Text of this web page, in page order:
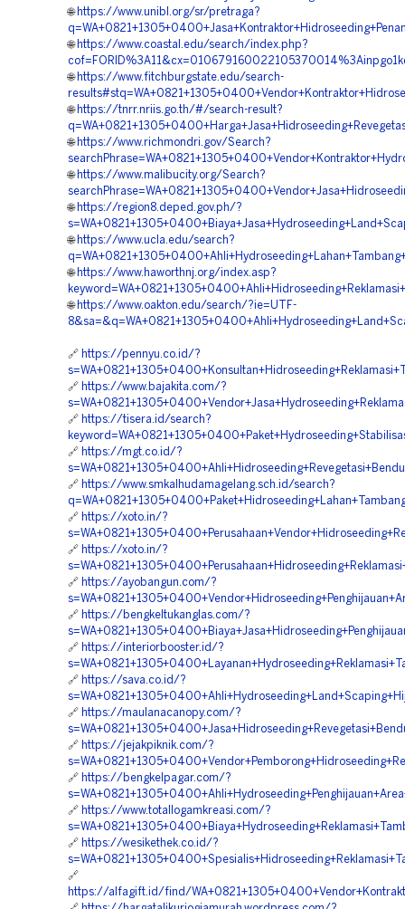
🌐 https://www.unibl.org/sr/pretraga?
🌐 https://www.coastal.edu/search/index.php?
🌐 https://www.fitchburgstate.edu/search-
🌐 https://tnrr.nriis.go.th/#/search-result?
🌐 https://www.richmondri.gov/Search?
🌐 https://www.malibucity.org/Search?
🌐 https://region8.deped.gov.ph/?
🌐 https://www.ucla.edu/search?
🌐 https://www.haworthnj.org/index.asp?
🌐 https://www.oakton.edu/search/?ie=UTF-
🔗 https://pennyu.co.id/?
🔗 https://www.bajakita.com/?
🔗 https://tisera.id/search?
🔗 https://mgt.co.id/?
🔗 https://www.smkalhudamagelang.sch.id/search?
🔗 https://xoto.in/?
🔗 https://xoto.in/?
🔗 https://ayobangun.com/?
🔗 https://bengkeltukanglas.com/?
🔗 https://interiorbooster.id/?
🔗 https://sava.co.id/?
🔗 https://maulanacanopy.com/?
🔗 https://jejakpiknik.com/?
🔗 https://bengkelpagar.com/?
🔗 https://www.totallogamkreasi.com/?
🔗 https://wesikethek.co.id/?
🔗
https://alfagift.id/find/